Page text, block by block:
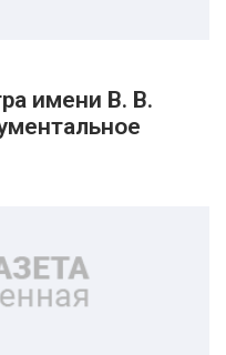
имени В. В.